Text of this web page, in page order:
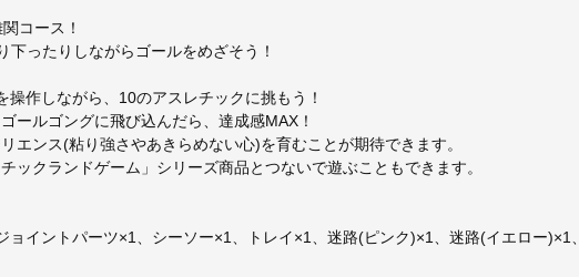
コース！
ったりしながらゴールをめざそう！
作しながら、10のアスレチックに挑もう！
ールゴングに飛び込んだら、達成感MAX！
エンス(粘り強さやあきらめない心)を育むことが期待できます。
ックランドゲーム」シリーズ商品とつないで遊ぶこともできます。
イントパーツ×1、シーソー×1、トレイ×1、迷路(ピンク)×1、迷路(イエロー)×1、